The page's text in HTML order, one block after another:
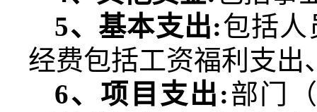
5、基本支出:包括人
经费包括工资福利支出
6、项目支出:部门